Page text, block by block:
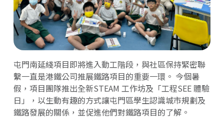
屯門南延綫項目即將進入動工階段，與社區保持緊密聯
繫一直是港鐵公司推展鐵路項目的重要一環。 今個暑
假，項目團隊推出全新STEAM 工作坊及「工程SEE 體驗
日」，以生動有趣的方式讓屯門區學生認識城市規劃及
鐵路發展的關係，並促進他們對鐵路項目的了解。